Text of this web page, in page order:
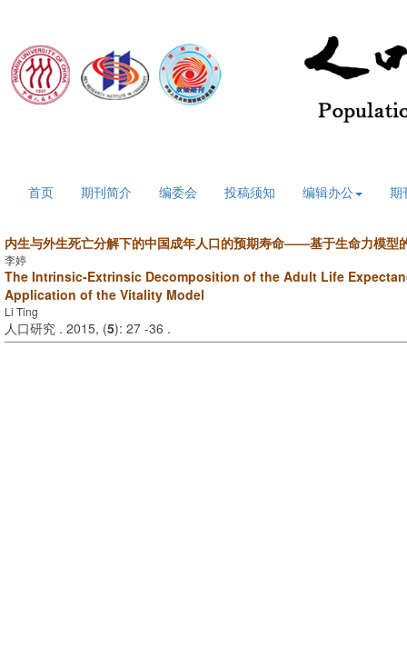
首页 期刊简介 编委会 投稿须知 编辑办公 期
内生与外生死亡分解下的中国成年人口的预期寿命——基于生命力模型
李婷
The Intrinsic-Extrinsic Decomposition of the Adult Life
Application of the Vitality Model
Li Ting
人口研究 . 2015, (5): 27 -36 .